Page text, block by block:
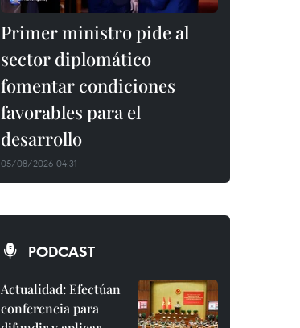
Primer ministro pide al
sector diplomático
fomentar condiciones
favorables para el
desarrollo
05/08/2026 04:31
PODCAST
Actualidad: Efectúan
conferencia para